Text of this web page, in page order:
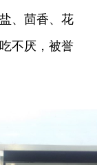
、茴香、花
不厌，被誉